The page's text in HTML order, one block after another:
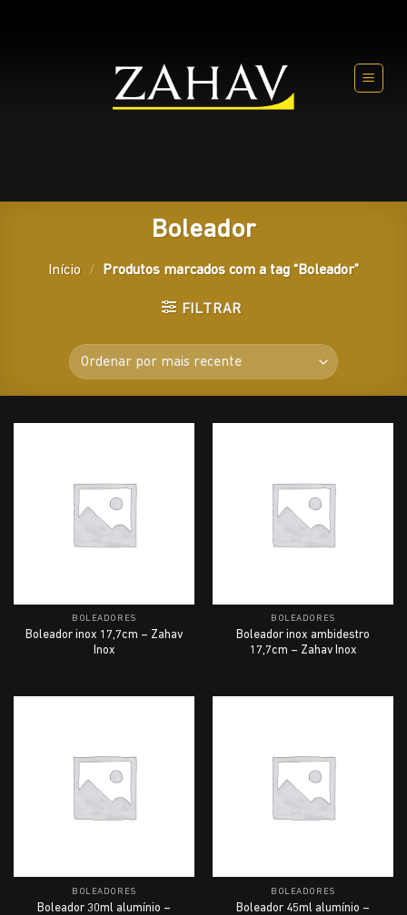
Boleador
Início / Produtos marcados com a tag “Boleador”
FILTRAR
BOLEADORES
Boleador inox 17,7cm – Zahav
Inox
BOLEADORES
Boleador inox ambidestro
17,7cm – Zahav Inox
BOLEADORES
Boleador 30ml alumínio –
BOLEADORES
Boleador 45ml alumínio –